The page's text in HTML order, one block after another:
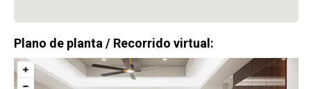
Promoción Especial:
De Enganche
Plano de planta / Recorrido virtual: